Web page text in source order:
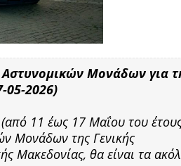
Μονάδων για
05-2026)
11 έως 17 Μαΐου του
Μονάδων της Γενικής
Μακεδονίας, θα είναι τα